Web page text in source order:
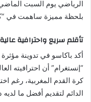
ا
الرياضي يوم السبت
بلحظة مميزة ساهمت في
تأقلم سريع واحترافية عالية
أكد باكاسو في تدوينة
“إنستغرام” أن احترافيته
كرة القدم المغربية، رغم
الدائم لتقديم أفضل ما